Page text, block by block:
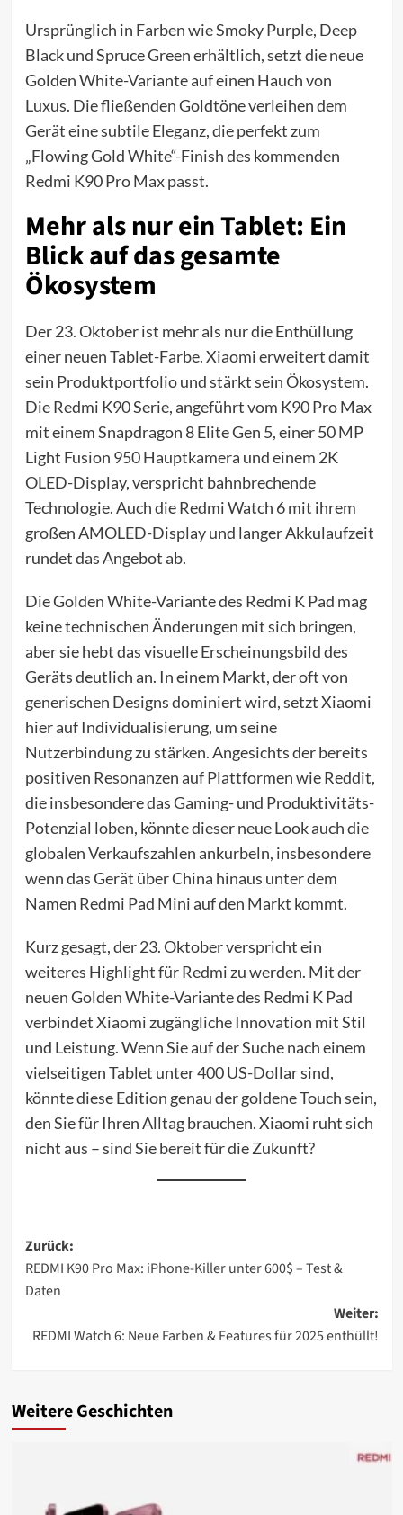
Ursprünglich in Farben wie Smoky Purple, Deep
Black und Spruce Green erhältlich, setzt die neue
Golden White-Variante auf einen Hauch von
Luxus. Die fließenden Goldtöne verleihen dem
Gerät eine subtile Eleganz, die perfekt zum
„Flowing Gold White“-Finish des kommenden
Redmi K90 Pro Max passt.
Mehr als nur ein Tablet: Ein
Blick auf das gesamte
Ökosystem
Der 23. Oktober ist mehr als nur die Enthüllung
einer neuen Tablet-Farbe. Xiaomi erweitert damit
sein Produktportfolio und stärkt sein Ökosystem.
Die Redmi K90 Serie, angeführt vom K90 Pro Max
mit einem Snapdragon 8 Elite Gen 5, einer 50 MP
Light Fusion 950 Hauptkamera und einem 2K
OLED-Display, verspricht bahnbrechende
Technologie. Auch die Redmi Watch 6 mit ihrem
großen AMOLED-Display und langer Akkulaufzeit
rundet das Angebot ab.
Die Golden White-Variante des Redmi K Pad mag
keine technischen Änderungen mit sich bringen,
aber sie hebt das visuelle Erscheinungsbild des
Geräts deutlich an. In einem Markt, der oft von
generischen Designs dominiert wird, setzt Xiaomi
hier auf Individualisierung, um seine
Nutzerbindung zu stärken. Angesichts der bereits
positiven Resonanzen auf Plattformen wie Reddit,
die insbesondere das Gaming- und Produktivitäts-
Potenzial loben, könnte dieser neue Look auch die
globalen Verkaufszahlen ankurbeln, insbesondere
wenn das Gerät über China hinaus unter dem
Namen Redmi Pad Mini auf den Markt kommt.
Kurz gesagt, der 23. Oktober verspricht ein
weiteres Highlight für Redmi zu werden. Mit der
neuen Golden White-Variante des Redmi K Pad
verbindet Xiaomi zugängliche Innovation mit Stil
und Leistung. Wenn Sie auf der Suche nach einem
vielseitigen Tablet unter 400 US-Dollar sind,
könnte diese Edition genau der goldene Touch sein,
den Sie für Ihren Alltag brauchen. Xiaomi ruht sich
nicht aus – sind Sie bereit für die Zukunft?
Beitragsnavigation
Zurück:
REDMI K90 Pro Max: iPhone-Killer unter 600$ – Test &
Daten
Weiter:
REDMI Watch 6: Neue Farben & Features für 2025 enthüllt!
Weitere Geschichten